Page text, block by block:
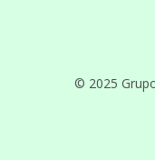
© 2025